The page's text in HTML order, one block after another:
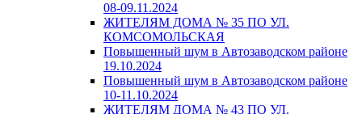
08-09.11.2024
ЖИТЕЛЯМ ДОМА № 35 ПО УЛ.
КОМСОМОЛЬСКАЯ
Повышенный шум в Автозаводском районе
19.10.2024
Повышенный шум в Автозаводском районе
10-11.10.2024
ЖИТЕЛЯМ ДОМА № 43 ПО УЛ.